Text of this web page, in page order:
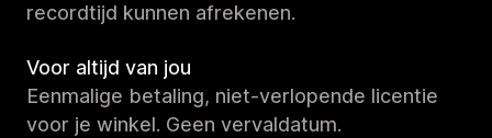
recordtijd kunnen afrekenen.
Voor altijd van jou
Eenmalige betaling, niet-verlopende licentie
voor je winkel. Geen vervaldatum.